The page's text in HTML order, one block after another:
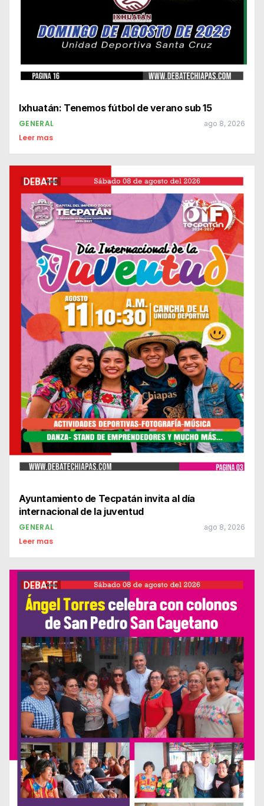
Ixhuatán: Tenemos fútbol de verano sub 15
GENERAL ago 8, 2026
Leer mas
Ayuntamiento de Tecpatán invita al día
internacional de la juventud
GENERAL ago 8, 2026
Leer mas